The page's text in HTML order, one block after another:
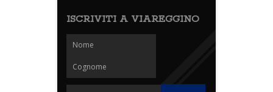
ISCRIVITI A VIAREGGINO